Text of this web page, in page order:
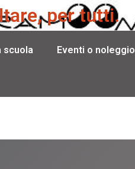
per tutti.
scuola Eventi o noleggio